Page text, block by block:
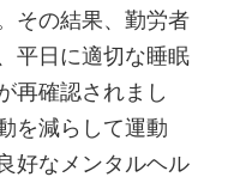
その結果、勤労者
平日に適切な睡眠
再確認されまし
を減らして運動
好なメンタルヘル